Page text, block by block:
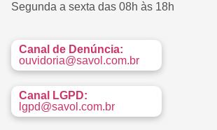
Segunda a sexta das 08h às 18h
Canal de Denúncia:
ouvidoria@savol.com.br
Canal LGPD:
lgpd@savol.com.br